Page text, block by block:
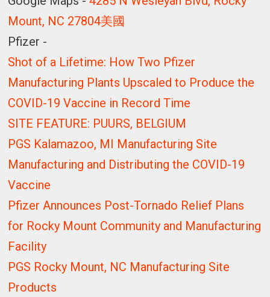
Mount, NC 27804美國
Pfizer -
Shot of a Lifetime: How Two Pfizer
Manufacturing Plants Upscaled to Produce the
COVID-19 Vaccine in Record Time
SITE FEATURE: PUURS, BELGIUM
PGS Kalamazoo, MI Manufacturing Site
Manufacturing and Distributing the COVID-19
Vaccine
Pfizer Announces Post-Tornado Relief Plans
for Rocky Mount Community and Manufacturing
Facility
PGS Rocky Mount, NC Manufacturing Site
Products